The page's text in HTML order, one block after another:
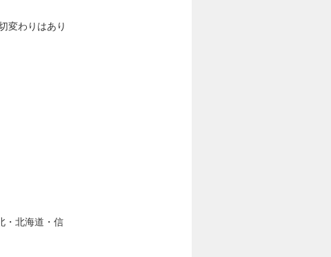
変わりはあり
・北海道・信